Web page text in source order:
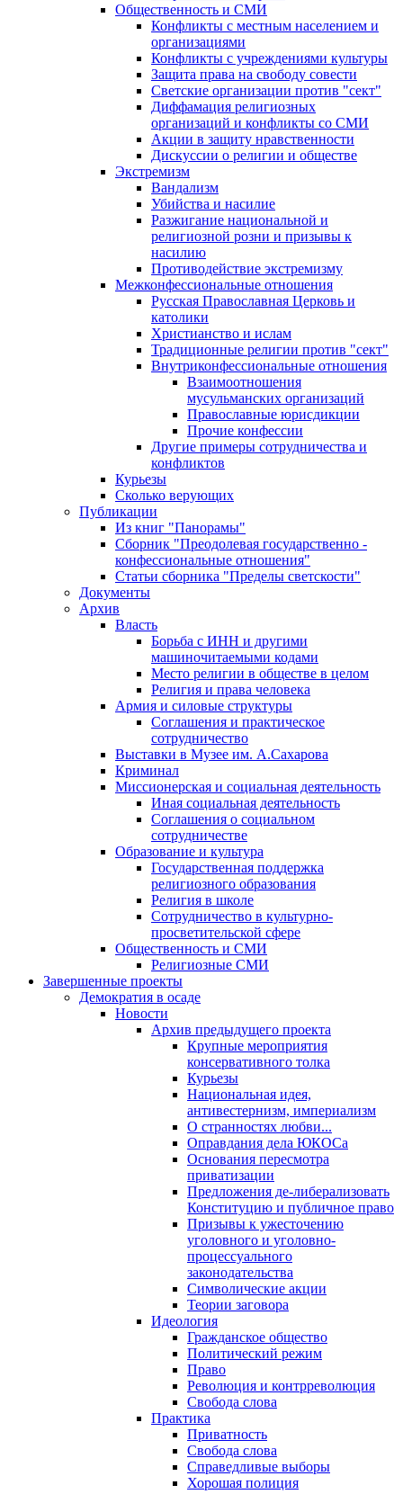
Общественность и СМИ
Конфликты с местным населением и
организациями
Конфликты с учреждениями культуры
Защита права на свободу совести
Светские организации против "сект"
Диффамация религиозных
организаций и конфликты со СМИ
Акции в защиту нравственности
Дискуссии о религии и обществе
Экстремизм
Вандализм
Убийства и насилие
Разжигание национальной и
религиозной розни и призывы к
насилию
Противодействие экстремизму
Межконфессиональные отношения
Русская Православная Церковь и
католики
Христианство и ислам
Традиционные религии против "сект"
Внутриконфессиональные отношения
Взаимоотношения
мусульманских организаций
Православные юрисдикции
Прочие конфессии
Другие примеры сотрудничества и
конфликтов
Курьезы
Сколько верующих
Публикации
Из книг "Панорамы"
Сборник "Преодолевая государственно -
конфессиональные отношения"
Статьи сборника "Пределы светскости"
Документы
Архив
Власть
Борьба с ИНН и другими
машиночитаемыми кодами
Место религии в обществе в целом
Религия и права человека
Армия и силовые структуры
Соглашения и практическое
сотрудничество
Выставки в Музее им. А.Сахарова
Криминал
Миссионерская и социальная деятельность
Иная социальная деятельность
Соглашения о социальном
сотрудничестве
Образование и культура
Государственная поддержка
религиозного образования
Религия в школе
Сотрудничество в культурно-
просветительской сфере
Общественность и СМИ
Религиозные СМИ
Завершенные проекты
Демократия в осаде
Новости
Архив предыдущего проекта
Крупные мероприятия
консервативного толка
Курьезы
Национальная идея,
антивестернизм, империализм
О странностях любви...
Оправдания дела ЮКОСа
Основания пересмотра
приватизации
Предложения де-либерализовать
Конституцию и публичное право
Призывы к ужесточению
уголовного и уголовно-
процессуального
законодательства
Символические акции
Теории заговора
Идеология
Гражданское общество
Политический режим
Право
Революция и контрреволюция
Свобода слова
Практика
Приватность
Свобода слова
Справедливые выборы
Хорошая полиция